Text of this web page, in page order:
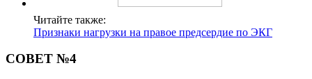
Читайте также:
Признаки нагрузки на правое предсердие по ЭКГ
СОВЕТ №4